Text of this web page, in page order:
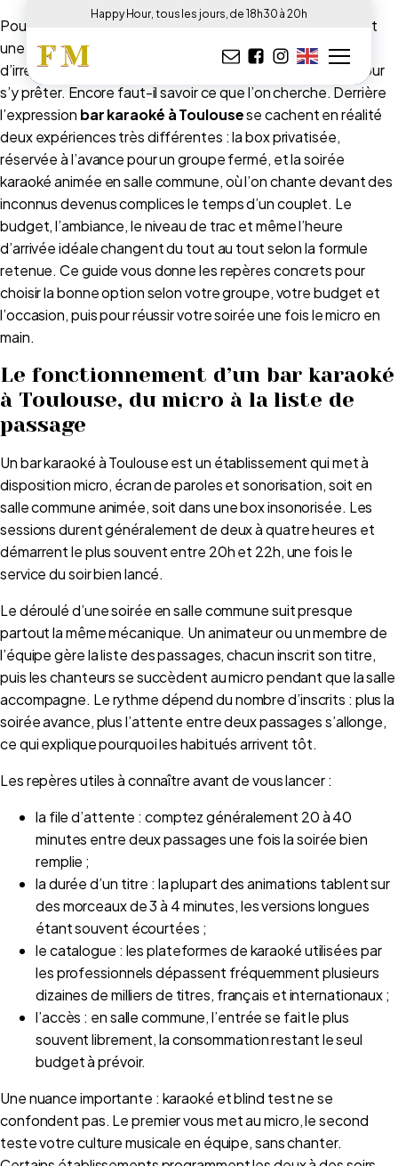
Happy Hour, tous les jours, de 18h30 à 20h
Pousser la chansonnette entre amis, micro en main, devant
une salle qui reprend le refrain : l’exercice a quelque chose
d’irrésistible, et la Ville Rose ne manque pas d’adresses pour
s’y prêter. Encore faut-il savoir ce que l’on cherche. Derrière
l’expression bar karaoké à Toulousese cachent en réalité
deux expériences très différentes : la box privatisée,
réservée à l’avance pour un groupe fermé, et la soirée
karaoké animée en salle commune, où l’on chante devant des
inconnus devenus complices le temps d’un couplet. Le
budget, l’ambiance, le niveau de trac et même l’heure
d’arrivée idéale changent du tout au tout selon la formule
retenue. Ce guide vous donne les repères concrets pour
choisir la bonne option selon votre groupe, votre budget et
l’occasion, puis pour réussir votre soirée une fois le micro en
main.
Le fonctionnement d’un bar karaoké
à Toulouse, du micro à la liste de
passage
Un bar karaoké à Toulouse est un établissement qui met à
disposition micro, écran de paroles et sonorisation, soit en
salle commune animée, soit dans une box insonorisée. Les
sessions durent généralement de deux à quatre heures et
démarrent le plus souvent entre 20h et 22h, une fois le
service du soir bien lancé.
Le déroulé d’une soirée en salle commune suit presque
partout la même mécanique. Un animateur ou un membre de
l’équipe gère la liste des passages, chacun inscrit son titre,
puis les chanteurs se succèdent au micro pendant que la salle
accompagne. Le rythme dépend du nombre d’inscrits : plus la
soirée avance, plus l’attente entre deux passages s’allonge,
ce qui explique pourquoi les habitués arrivent tôt.
Les repères utiles à connaître avant de vous lancer :
la file d’attente : comptez généralement 20 à 40
minutes entre deux passages une fois la soirée bien
remplie ;
la durée d’un titre : la plupart des animations tablent sur
des morceaux de 3 à 4 minutes, les versions longues
étant souvent écourtées ;
le catalogue : les plateformes de karaoké utilisées par
les professionnels dépassent fréquemment plusieurs
dizaines de milliers de titres, français et internationaux ;
l’accès : en salle commune, l’entrée se fait le plus
souvent librement, la consommation restant le seul
budget à prévoir.
Une nuance importante : karaoké et blind test ne se
confondent pas. Le premier vous met au micro, le second
teste votre culture musicale en équipe, sans chanter.